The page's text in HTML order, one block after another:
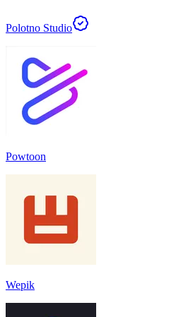
Polotno Studio
Powtoon
Wepik